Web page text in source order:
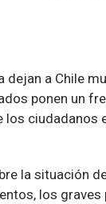
a Chile
ponen un
los ciudadanos
la situación
los